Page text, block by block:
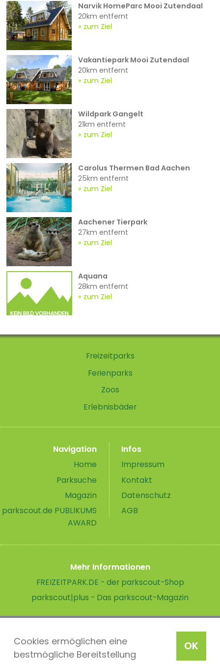
OK
Cookies ermöglichen eine
bestmögliche Bereitstellung
Narvik HomeParc Mooi Zutendaal
20km entfernt
zum Ziel
Vakantiepark Mooi Zutendaal
20km entfernt
zum Ziel
Wildpark Gangelt
21km entfernt
zum Ziel
Carolus Thermen Bad Aachen
25km entfernt
zum Ziel
Aachener Tierpark
27km entfernt
zum Ziel
Aquana
28km entfernt
zum Ziel
Freizeitparks
Ferienparks
Zoos
Erlebnisbäder
Navigation
Home
Parksuche
Magazin
parkscout.de PUBLIKUMS
AWARD
Infos
Impressum
Kontakt
Datenschutz
AGB
Mehr Informationen
FREIZEITPARK.DE - der parkscout-Shop
parkscout|plus - Das parkscout-Magazin